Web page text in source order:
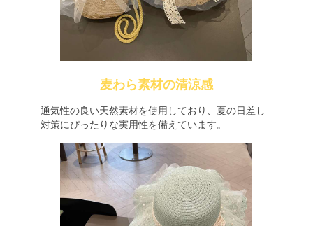
麦わら素材の清涼感
通気性の良い天然素材を使用しており、夏の日差し
対策にぴったりな実用性を備えています。